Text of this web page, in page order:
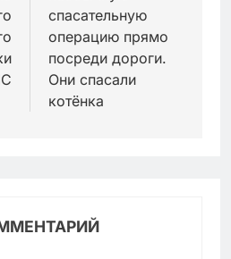
спасательную
операцию прямо
посреди дороги.
Они спасали
котёнка